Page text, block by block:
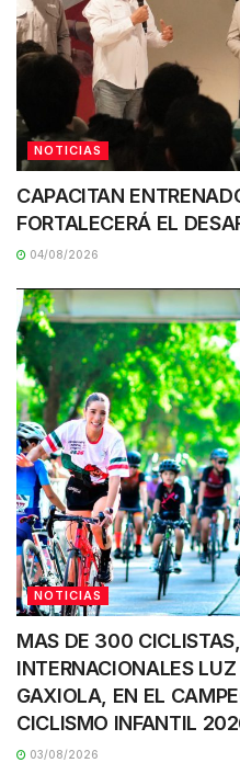
NOTICIAS
CAPACITAN
FORTALECERÁ EL
04/08/2026
NOTICIAS
MAS DE 300
INTERNACIONALES
GAXIOLA, EN EL
CICLISMO INFANTIL
03/08/2026